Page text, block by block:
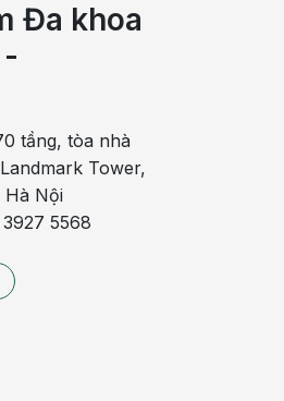
Thậm chí đe dọa đến tính
chóng liên hệ với bác sĩ để
về các vấn đề đường ruột hoặc
xuất hiện các hiện tượng như ợ
đến các bệnh viện chuyên khoa
Đa khoa
tầng, tòa nhà
Tower,
Hà Nội
5568